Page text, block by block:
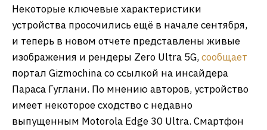
Некоторые ключевые характеристики
устройства просочились ещё в начале сентября,
и теперь в новом отчете представлены живые
изображения и рендеры Zero Ultra 5G,сообщает
портал Gizmochina со ссылкой на инсайдера
Параса Гуглани. По мнению авторов, устройство
имеет некоторое сходство с недавно
выпущенным Motorola Edge 30 Ultra. Смартфон